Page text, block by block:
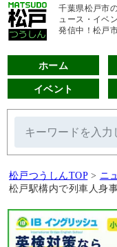
千葉県松戸市
ュース・イベ
発信中！松戸
ホーム
イベント
松戸つうしんTOP > ニ
松戸駅構内で列車人身